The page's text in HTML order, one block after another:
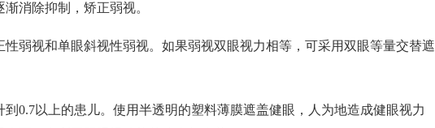
消除抑制，矫正弱视。
视和单眼斜视性弱视。如果弱视双眼视力相等，可采用双眼等量交替遮
以上的患儿。使用半透明的塑料薄膜遮盖健眼，人为地造成健眼视力